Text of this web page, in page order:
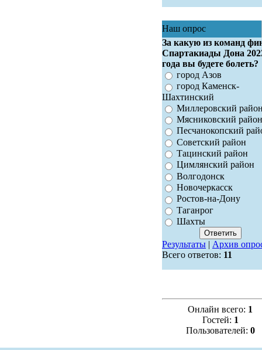
Наш опрос
За какую из команд
Спартакиады Дона
года вы будете болеть?
город Азов
город Каменск-
Шахтинский
Миллеровский район
Мясниковский район
Песчанокопский
Советский район
Тацинский район
Цимлянский район
Волгодонск
Новочеркасск
Ростов-на-Дону
Таганрог
Шахты
Результаты| Архив
Всего ответов: 11
Онлайн всего: 1
Гостей: 1
Пользователей: 0